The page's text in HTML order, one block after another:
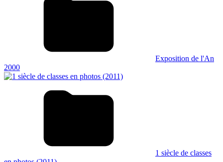
Exposition de l'An
2000
1 siècle de classes